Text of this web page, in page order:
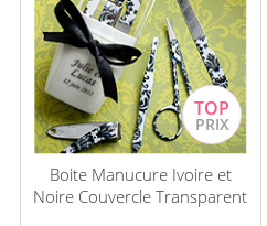
Boite Manucure Ivoire et
Noire Couvercle Transparent